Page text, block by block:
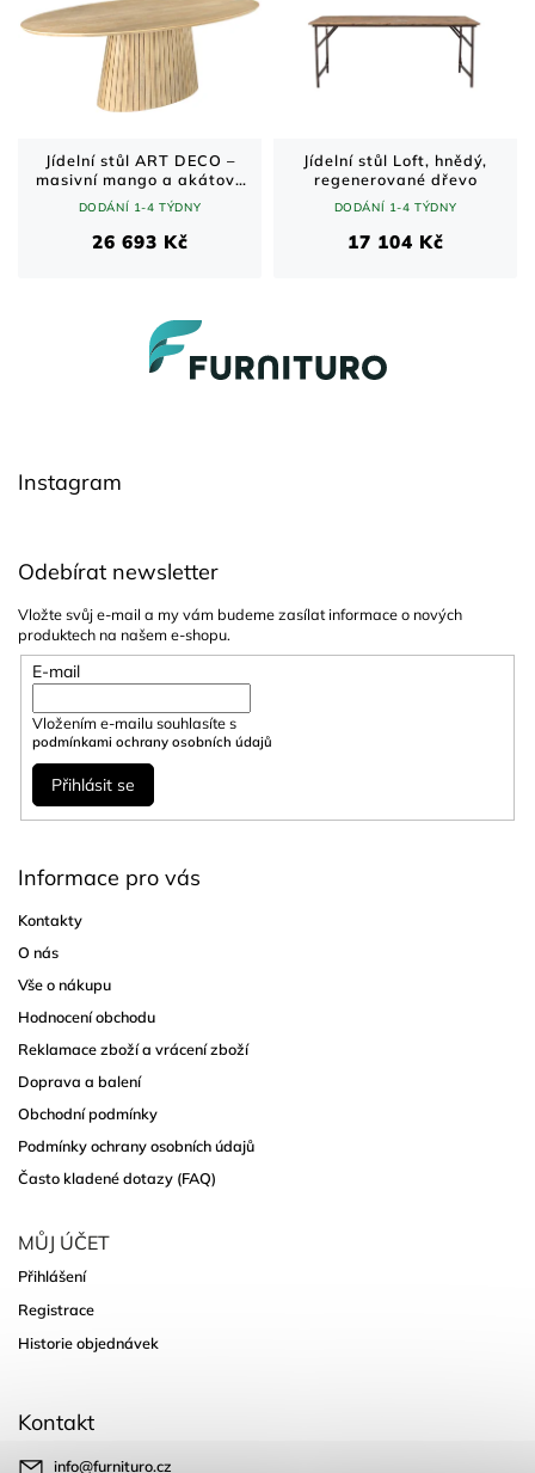
Jídelní stůl ART DECO –
masivní mango a akátové
dřevo / bělený přírodní
odstín / 220 cm
DODÁNÍ 1-4 TÝDNY
26 693 Kč
Jídelní stůl Loft, hnědý,
regenerované dřevo
DODÁNÍ 1-4 TÝDNY
17 104 Kč
Instagram
Odebírat newsletter
Vložte svůj e-mail a my vám budeme zasílat informace o nových
produktech na našem e-shopu.
E-mail
Vložením e-mailu souhlasíte s
podmínkami ochrany osobních údajů
Přihlásit se
Informace pro vás
Kontakty
O nás
Vše o nákupu
Hodnocení obchodu
Reklamace zboží a vrácení zboží
Doprava a balení
Obchodní podmínky
Podmínky ochrany osobních údajů
Často kladené dotazy (FAQ)
MŮJ ÚČET
Přihlášení
Registrace
Historie objednávek
Kontakt
info@furnituro.cz